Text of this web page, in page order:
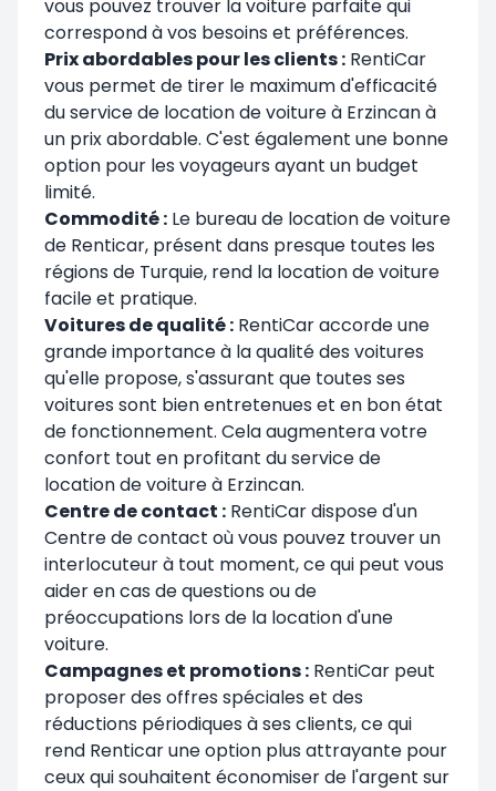
vous pouvez trouver la voiture parfaite qui
correspond à vos besoins et préférences.
Prix abordables pour les clients : RentiCar
vous permet de tirer le maximum d'efficacité
du service de location de voiture à Erzincan à
un prix abordable. C'est également une bonne
option pour les voyageurs ayant un budget
limité.
Commodité : Le bureau de location de voiture
de Renticar, présent dans presque toutes les
régions de Turquie, rend la location de voiture
facile et pratique.
Voitures de qualité : RentiCar accorde une
grande importance à la qualité des voitures
qu'elle propose, s'assurant que toutes ses
voitures sont bien entretenues et en bon état
de fonctionnement. Cela augmentera votre
confort tout en profitant du service de
location de voiture à Erzincan.
Centre de contact : RentiCar dispose d'un
Centre de contact où vous pouvez trouver un
interlocuteur à tout moment, ce qui peut vous
aider en cas de questions ou de
préoccupations lors de la location d'une
voiture.
Campagnes et promotions : RentiCar peut
proposer des offres spéciales et des
réductions périodiques à ses clients, ce qui
rend Renticar une option plus attrayante pour
ceux qui souhaitent économiser de l'argent sur